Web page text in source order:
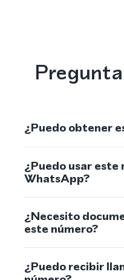
¿Puedo obtener
¿Puedo usar este
WhatsApp?
¿Necesito
este número?
¿Puedo recibir